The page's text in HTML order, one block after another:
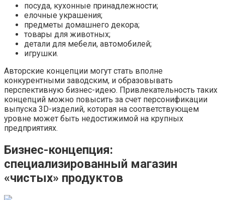
посуда, кухонные принадлежности;
елочные украшения;
предметы домашнего декора;
товары для животных;
детали для мебели, автомобилей;
игрушки.
Авторские концепции могут стать вполне
конкурентными заводским, и образовывать
перспективную бизнес-идею. Привлекательность таких
концепций можно повысить за счет персонификации
выпуска 3D-изделий, которая на соответствующем
уровне может быть недостижимой на крупных
предприятиях.
Бизнес-концепция:
специализированный магазин
«чистых» продуктов